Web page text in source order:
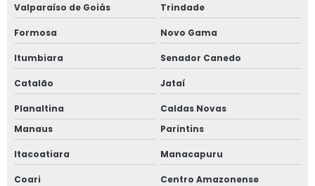
Valparaíso de Goiás Trindade
Formosa Novo Gama
Itumbiara Senador Canedo
Catalão Jataí
Planaltina
Caldas Novas
Manaus
Parintins
Itacoatiara Manacapuru
Coari
Centro Amazonense